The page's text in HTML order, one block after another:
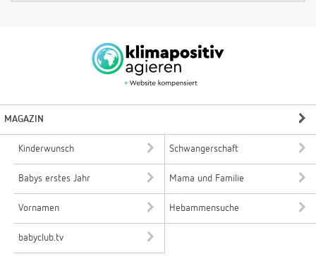
MAGAZIN
Kinderwunsch Schwangerschaft
Babys erstes Jahr Mama und Familie
Vornamen Hebammensuche
babyclub.tv